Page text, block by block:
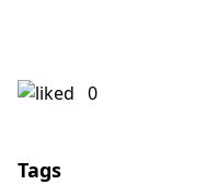
0
Tags